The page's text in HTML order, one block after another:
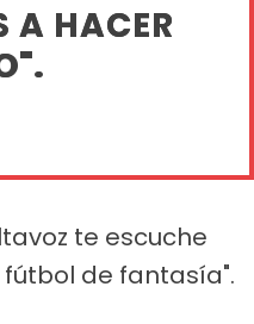
A HACER
te escuche
de fantasía".